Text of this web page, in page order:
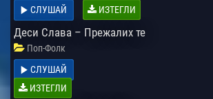
СЛУШАЙ
ИЗТЕГЛИ
Деси Слава – Прежалих те
Поп-Фолк
СЛУШАЙ
ИЗТЕГЛИ